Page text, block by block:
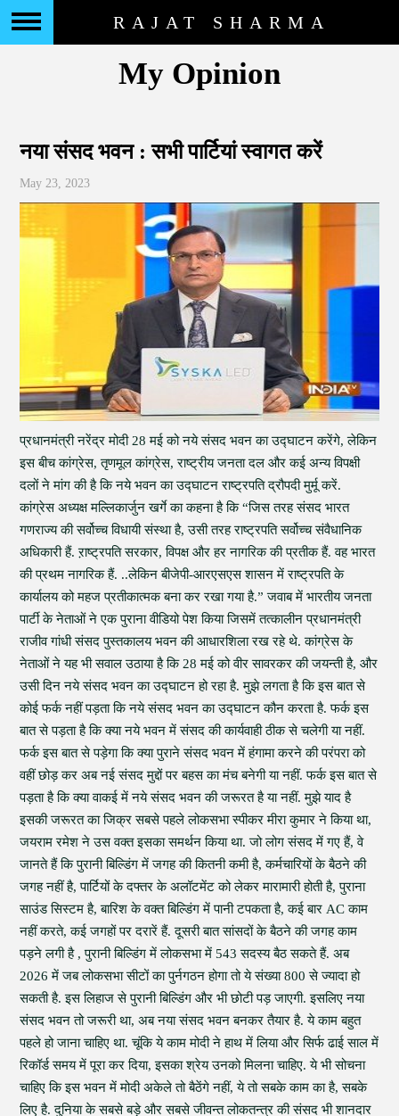
RAJAT SHARMA
My Opinion
नया संसद भवन : सभी पार्टियां स्वागत करें
May 23, 2023
प्रधानमंत्री नरेंद्र मोदी 28 मई को नये संसद भवन का उद्घाटन करेंगे, लेकिन
इस बीच कांग्रेस, तृणमूल कांग्रेस, राष्ट्रीय जनता दल और कई अन्य विपक्षी
दलों ने मांग की है कि नये भवन का उद्घाटन राष्ट्रपति द्रौपदी मुर्मू करें.
कांग्रेस अध्यक्ष मल्लिकार्जुन खर्गे का कहना है कि “जिस तरह संसद भारत
गणराज्य की सर्वोच्च विधायी संस्था है, उसी तरह राष्ट्रपति सर्वोच्च संवैधानिक
अधिकारी हैं. ऱाष्ट्रपति सरकार, विपक्ष और हर नागरिक की प्रतीक हैं. वह भारत
की प्रथम नागरिक हैं. ..लेकिन बीजेपी-आरएसएस शासन में राष्ट्रपति के
कार्यालय को महज प्रतीकात्मक बना कर रखा गया है.” जवाब में भारतीय जनता
पार्टी के नेताओं ने एक पुराना वीडियो पेश किया जिसमें तत्कालीन प्रधानमंत्री
राजीव गांधी संसद पुस्तकालय भवन की आधारशिला रख रहे थे. कांग्रेस के
नेताओं ने यह भी सवाल उठाया है कि 28 मई को वीर सावरकर की जयन्ती है, और
उसी दिन नये संसद भवन का उद्घाटन हो रहा है. मुझे लगता है कि इस बात से
कोई फर्क नहीं पड़ता कि नये संसद भवन का उद्घाटन कौन करता है. फर्क इस
बात से पड़ता है कि क्या नये भवन में संसद की कार्यवाही ठीक से चलेगी या नहीं.
फर्क इस बात से पड़ेगा कि क्या पुराने संसद भवन में हंगामा करने की परंपरा को
वहीं छोड़ कर अब नई संसद मुद्दों पर बहस का मंच बनेगी या नहीं. फर्क इस बात से
पड़ता है कि क्या वाकई में नये संसद भवन की जरूरत है या नहीं. मुझे याद है
इसकी जरूरत का जिक्र सबसे पहले लोकसभा स्पीकर मीरा कुमार ने किया था,
जयराम रमेश ने उस वक्त इसका समर्थन किया था. जो लोग संसद में गए हैं, वे
जानते हैं कि पुरानी बिल्डिंग में जगह की कितनी कमी है, कर्मचारियों के बैठने की
जगह नहीं है, पार्टियों के दफ्तर के अलॉटमेंट को लेकर मारामारी होती है, पुराना
साउंड सिस्टम है, बारिश के वक्त बिल्डिंग में पानी टपकता है, कई बार AC काम
नहीं करते, कई जगहों पर दरारें हैं. दूसरी बात सांसदों के बैठने की जगह काम
पड़ने लगी है , पुरानी बिल्डिंग में लोकसभा में 543 सदस्य बैठ सकते हैं. अब
2026 में जब लोकसभा सीटों का पुर्नगठन होगा तो ये संख्या 800 से ज्यादा हो
सकती है. इस लिहाज से पुरानी बिल्डिंग और भी छोटी पड़ जाएगी. इसलिए नया
संसद भवन तो जरूरी था, अब नया संसद भवन बनकर तैयार है. ये काम बहुत
पहले हो जाना चाहिए था. चूंकि ये काम मोदी ने हाथ में लिया और सिर्फ ढाई साल में
रिकॉर्ड समय में पूरा कर दिया, इसका श्रेय उनको मिलना चाहिए. ये भी सोचना
चाहिए कि इस भवन में मोदी अकेले तो बैठेंगे नहीं, ये तो सबके काम का है, सबके
लिए है. दुनिया के सबसे बड़े और सबसे जीवन्त लोकतन्त्र की संसद भी शानदार